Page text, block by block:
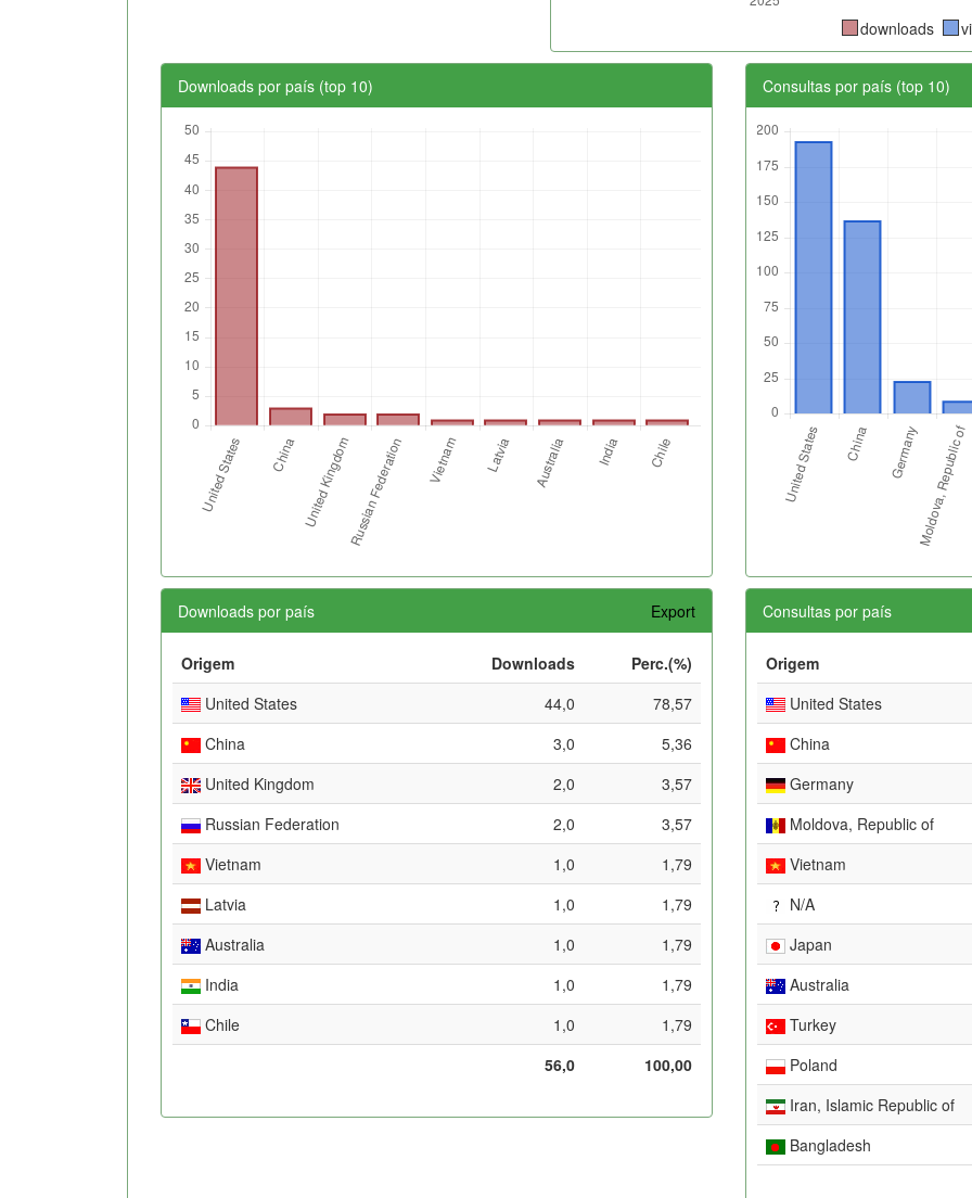
downloads
Downloads por país (top 10) Consultas por país (top 10)
Downloads por país Export
Origem Downloads
Perc.(%)
United States
44,0
78,57
China
3,0
5,36
United Kingdom
2,0
3,57
Russian Federation
2,0
3,57
Vietnam
1,0
1,79
Latvia
1,0
1,79
Australia
1,0
1,79
India
1,0
1,79
Chile
1,0
1,79
56,0
100,00
Consultas por país
Origem
United States
China
Germany
Moldova, Republic of
Vietnam
N/A
Japan
Australia
Turkey
Poland
Iran, Islamic Republic of
Bangladesh